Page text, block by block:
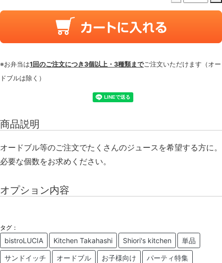
※お弁当は1回のご注文につき3個以上・3種類までご注文いただけます（オー
ドブルは除く）
商品説明
オードブル等のご注文でたくさんのジュースを希望する方に。
必要な個数をお求めください。
オプション内容
タグ：
bistroLUCIA Kitchen Takahashi Shiori's kitchen 単品
サンドイッチ オードブル お子様向け パーティ特集